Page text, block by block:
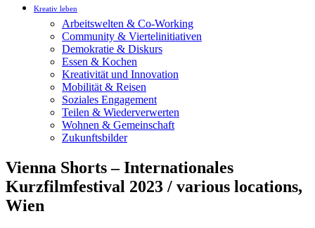
Kreativ leben
Arbeitswelten & Co-Working
Community & Viertelinitiativen
Demokratie & Diskurs
Essen & Kochen
Kreativität und Innovation
Mobilität & Reisen
Soziales Engagement
Teilen & Wiederverwerten
Wohnen & Gemeinschaft
Zukunftsbilder
Vienna Shorts – Internationales
Kurzfilmfestival 2023 / various locations,
Wien